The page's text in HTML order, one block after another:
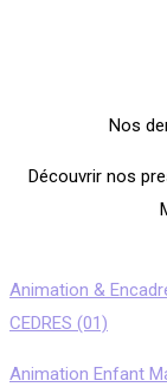
Nos
Découvrir nos
Animation &
CEDRES (01)
Animation Enfant